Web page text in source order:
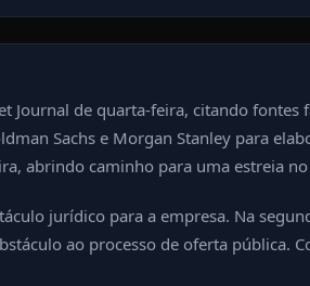
de quarta-feira, citando
Sachs e Morgan Stanley para
abrindo caminho para uma estreia
jurídico para a empresa. Na
ao processo de oferta pública.